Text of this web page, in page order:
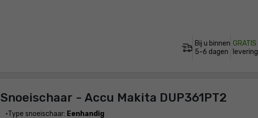
Bij u binnen
5-6 dagen
GRATIS
levering
Snoeischaar - Accu Makita DUP361PT2
Type snoeischaar: Eenhandig